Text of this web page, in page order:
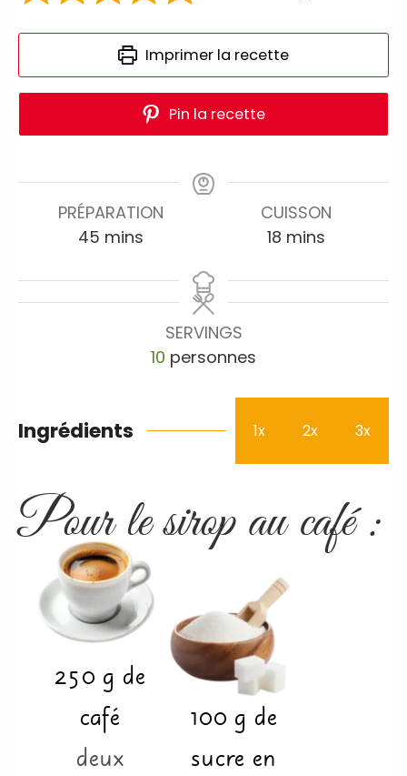
Imprimer la recette
Pin la recette
PRÉPARATION
45 mins
CUISSON
18 mins
SERVINGS
10 personnes
Ingrédients 1x 2x 3x
Pour le sirop au café :
250 g de
café
deux
100 g de
sucre en